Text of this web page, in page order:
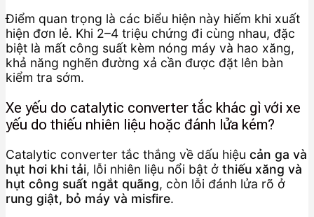
Điểm quan trọng là các biểu hiện này hiếm khi xuất
hiện đơn lẻ. Khi 2–4 triệu chứng đi cùng nhau, đặc
biệt là mất công suất kèm nóng máy và hao xăng,
khả năng nghẽn đường xả cần được đặt lên bàn
kiểm tra sớm.
Xe yếu do catalytic converter tắc khác gì với xe
yếu do thiếu nhiên liệu hoặc đánh lửa kém?
Catalytic converter tắc thắng về dấu hiệu cản ga và
hụt hơi khi tải, lỗi nhiên liệu nổi bật ở thiếu xăng và
hụt công suất ngắt quãng, còn lỗi đánh lửa rõ ở
rung giật, bỏ máy và misfire.